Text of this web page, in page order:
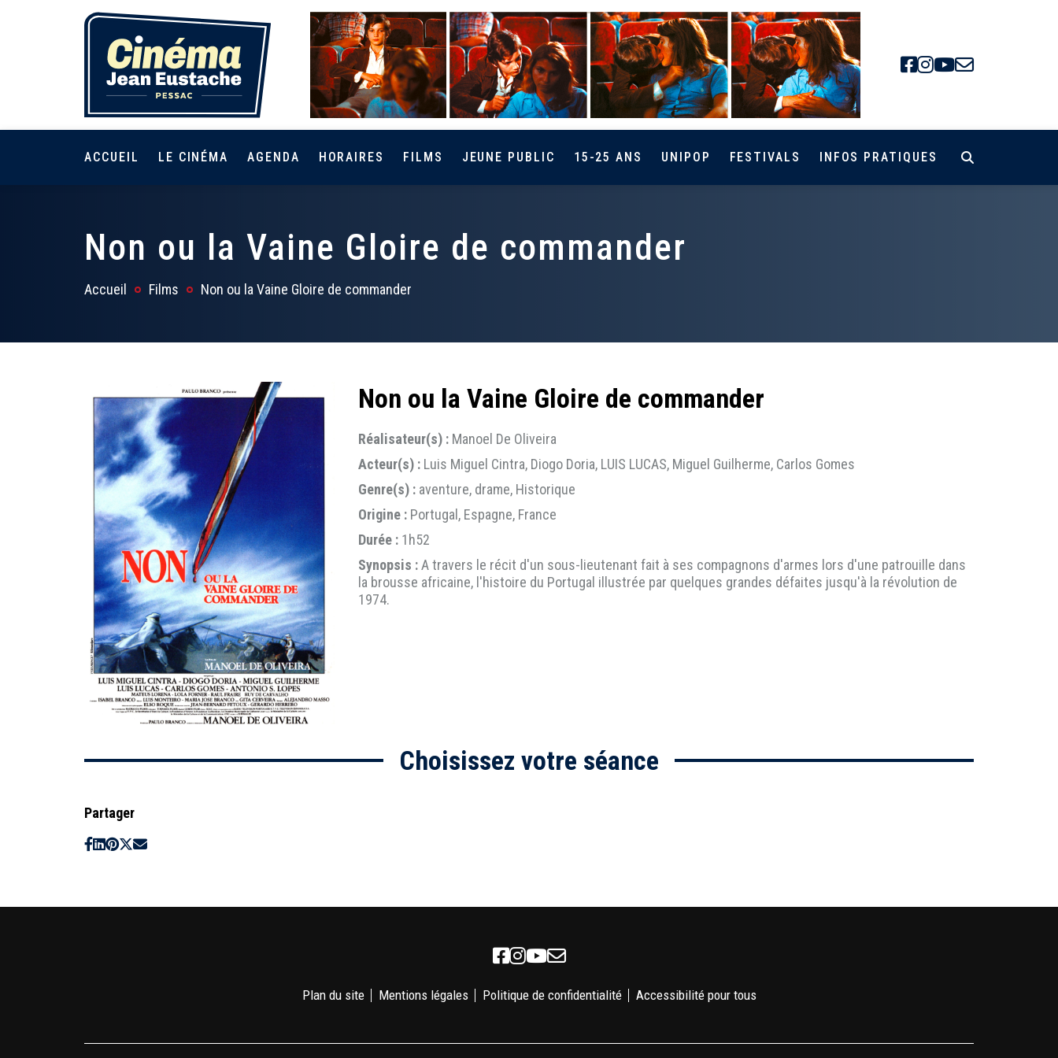
Facebook
Instagram
Youtube
ACCUEIL LE CINÉMA AGENDA HORAIRES FILMS JEUNE PUBLIC 15-25 ANS UNIPOP FESTIVALS INFOS PRATIQUES
Non ou la Vaine Gloire de commander
Accueil Films Non ou la Vaine Gloire de commander
Non ou la Vaine Gloire de commander
Réalisateur(s) : Manoel De Oliveira
Acteur(s) : Luis Miguel Cintra, Diogo Doria, LUIS LUCAS, Miguel Guilherme, Carlos Gomes
Genre(s) : aventure, drame, Historique
Origine : Portugal, Espagne, France
Durée : 1h52
Synopsis :A travers le récit d'un sous-lieutenant fait à ses compagnons d'armes lors d'une patrouille dans
la brousse africaine, l'histoire du Portugal illustrée par quelques grandes défaites jusqu'à la révolution de
1974.
Choisissez votre séance
Partager
Facebook
Instagram
Youtube
Newsletter
Plan du site Mentions légales Politique de confidentialité Accessibilité pour tous